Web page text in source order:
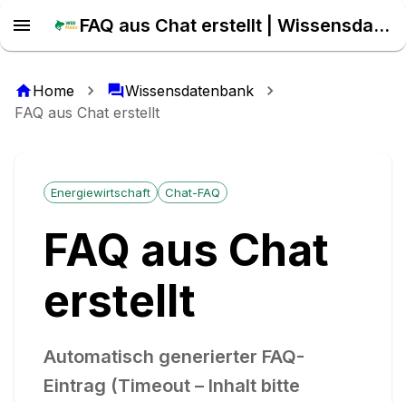
FAQ aus Chat erstellt | Wissensdatenbank
Home
Wissensdatenbank
FAQ aus Chat erstellt
Energiewirtschaft Chat-FAQ
FAQ aus Chat
erstellt
Automatisch generierter FAQ-
Eintrag (Timeout – Inhalt bitte